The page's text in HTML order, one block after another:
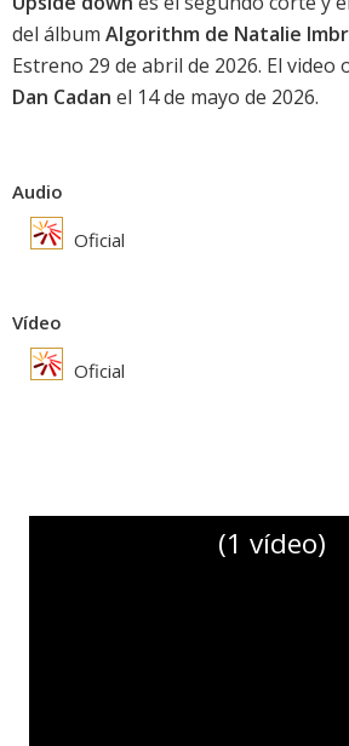
del álbum Algorithm de Natalie
Estreno 29 de abril de 2026. El
Dan Cadan el 14 de mayo de 2026.
Audio
Oficial
Vídeo
Oficial
(1 vídeo)